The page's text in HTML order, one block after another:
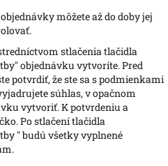
môžete až do doby jej
stlačenia tlačidla
objednávku vytvoríte. Pred
potvrdiť, že ste sa s podmienkami
súhlas, v opačnom
vytvoriť. K potvrdeniu a
Po stlačení tlačidla
" budú všetky vyplnené